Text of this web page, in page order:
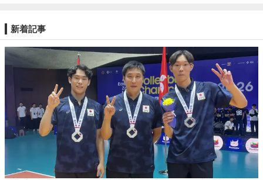
新着記事